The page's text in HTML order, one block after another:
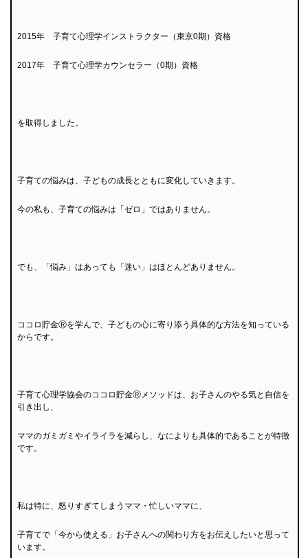
2015年 子育て心理学インストラクター（東京0期）資格
2017年 子育て心理学カウンセラー（0期）資格
を取得しました。
子育ての悩みは、子どもの成長とともに変化していきます。
今の私も、子育ての悩みは「ゼロ」ではありません。
でも、「悩み」はあっても「迷い」はほとんどありません。
ココロ貯金Ⓡを学んで、子どもの心に寄り添う具体的な方法を知っている
からです。
子育て心理学協会のココロ貯金Ⓡメソッドは、お子さんのやる気と自信を
引き出し、
ママのガミガミやイライラを減らし、なによりも具体的であることが特徴
です。
私は特に、怒りすぎてしまうママ・忙しいママに、
子育てで「今から使える」お子さんへの関わり方をお伝えしたいと思って
います。